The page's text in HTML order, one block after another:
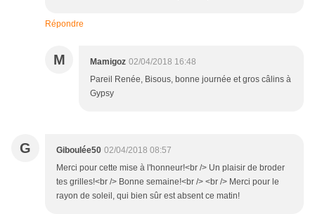
Répondre
M Mamigoz 02/04/2018 16:48
Pareil Renée, Bisous, bonne journée et gros câlins à
Gypsy
G Giboulée50 02/04/2018 08:57
Merci pour cette mise à l'honneur!<br /> Un plaisir de broder
tes grilles!<br /> Bonne semaine!<br /> <br /> Merci pour le
rayon de soleil, qui bien sûr est absent ce matin!